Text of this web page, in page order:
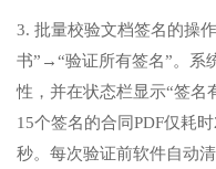
3. 批量校验文档签名的操
书”→“验证所有签名”。系
性，并在状态栏显示“签名
15个签名的合同PDF仅耗
秒。每次验证前软件自动